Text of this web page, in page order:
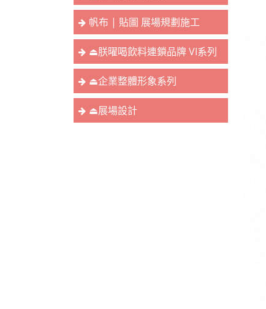
帆布 | 貼圖 展場規劃施工
⏏︎朕曜喝飲料連鎖品牌 VI系列
⏏︎企業整體形象系列
⏏︎展場設計